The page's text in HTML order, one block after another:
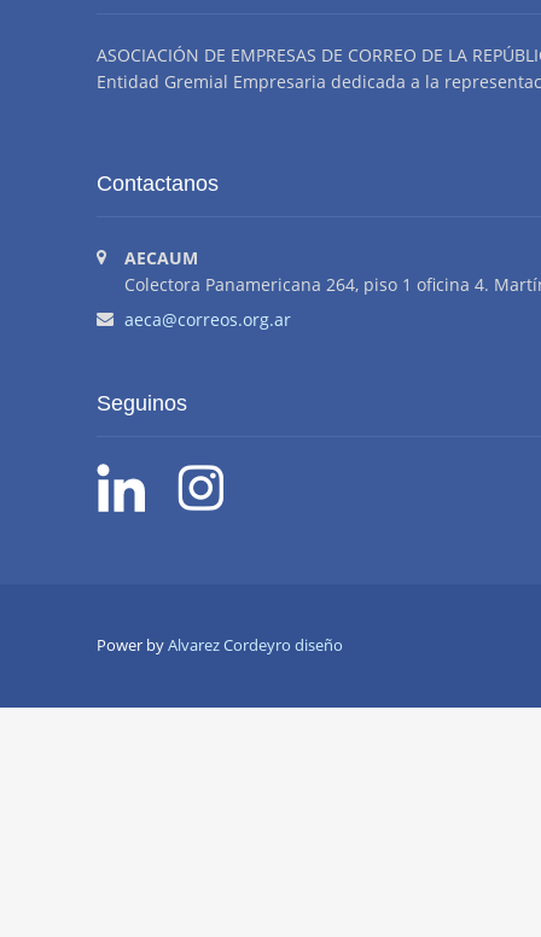
ASOCIACIÓN DE EMPRESAS DE CORREO DE LA
Entidad Gremial Empresaria dedicada a la
Contactanos
AECAUM
Colectora Panamericana 264, piso 1 oficina 4.
aeca@correos.org.ar
Seguinos
Power byAlvarez Cordeyro diseño